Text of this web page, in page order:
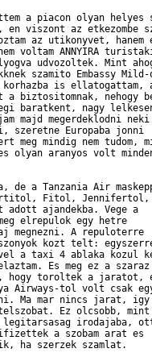
a piacon olyan
viszont az etkezombe
az utikonyvet,
voltam ANNYIRA
udvozoltek. Mint
szamito Embassy
is ellatogattam,
biztositomnak, nehogy
baratkent, nagy
majd megerdeklodni
szeretne Europaba jonni
meg mindig nem tudom,
olyan aranyos volt
de a Tanzania Air
Fitol,
adott ajandekba. Vege a
elrepulok egy hetre
megnezni. A repuloterre
kozt telt:
a taxi 4 ablaka kozul
Es meg ez a
hogy toroltek a jaratot,
Airways-tol volt csak
Ma mar nincs jarat,
Ez olcsobb,
legitarsasag irodajaba,
a szobam arat es
ha szerzek szamlat.